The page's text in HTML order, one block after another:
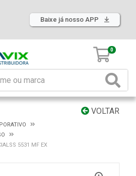
Baixe já nosso APP
0
VOLTAR
5531 MF EX